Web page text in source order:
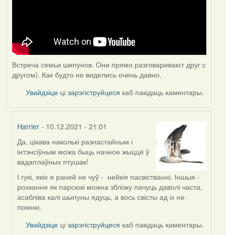
Встреча семьи шипунов. Они прямо разговаривают друг с
другом). Как будто не виделись очень давно.
Увайдзіце цізарэгіструйцеся каб пакідаць каментары.
Harrier - 10.12.2021 - 21:01
In
reply
to
by
corvus
Да, цікава наколькі разнастайным і
інтэнсіўным можа быць начное жыццё ў
вадаплаўных птушак!
І гукі, якіх я раней не чуў - нейкія пасвістванні. Іншыя -
рохканне як парсюкі можна зблізку пачуць даволі часта,
асабліва калі шыпуны ядуць, а вось свісты ад іх не
помню.
Увайдзіце цізарэгіструйцеся каб пакідаць каментары.